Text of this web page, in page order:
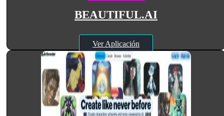
BEAUTIFUL.AI
Ver Aplicación